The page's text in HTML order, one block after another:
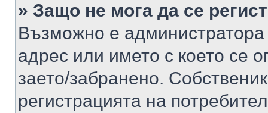
» Защо не мога да се
Възможно е
адрес или името с което се
заето/забранено.
регистрацията на